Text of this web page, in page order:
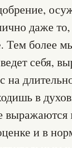
даже
Тем более
себя,
на
в
и в